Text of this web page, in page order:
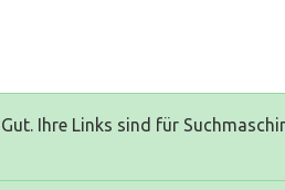
Gut. Ihre Links sind für